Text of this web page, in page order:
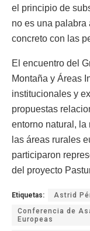
el principio de
no es una palabra
concreto con las
El encuentro del
Montaña y Áreas
institucionales y
propuestas
entorno natural, la
las áreas rurales
participaron
del proyecto
Etiquetas:
Astrid
Conferencia de
Europeas